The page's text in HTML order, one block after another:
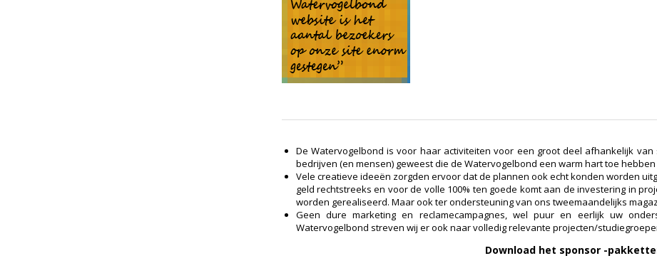
De Watervogelbond is voor haar activiteiten voor een groot deel afhankelijk
bedrijven (en mensen) geweest die de Watervogelbond een warm hart toe
Vele creatieve ideeën zorgden ervoor dat de plannen ook echt konden worden
geld rechtstreeks en voor de volle 100% ten goede komt aan de investering in
worden gerealiseerd. Maar ook ter ondersteuning van ons tweemaandelijks
Geen dure marketing en reclamecampagnes, wel puur en eerlijk uw
Watervogelbond streven wij er ook naar volledig relevante projecten/
Download het sponsor -